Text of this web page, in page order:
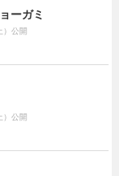
ーガミ
公開
公開